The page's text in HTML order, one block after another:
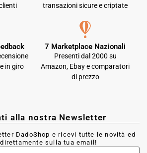
transazioni sicure e criptate
in giro
7 Marketplace Nazionali
Presenti dal 2000 su
Amazon, Ebay e comparatori
di prezzo
alla nostra Newsletter
DadoShop e ricevi tutte le novità ed
sulla tua email!